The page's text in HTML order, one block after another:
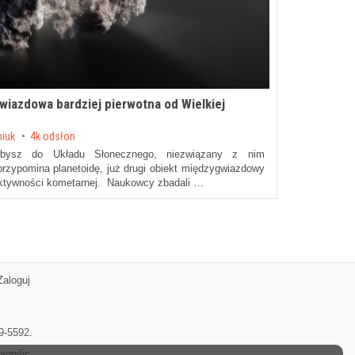
bardziej pierwotna od Wielkiej
4k odsłon
do Układu Słonecznego, niezwiązany z nim
planetoidę, już drugi obiekt międzygwiazdowy
kometarnej. Naukowcy zbadali …
5592.